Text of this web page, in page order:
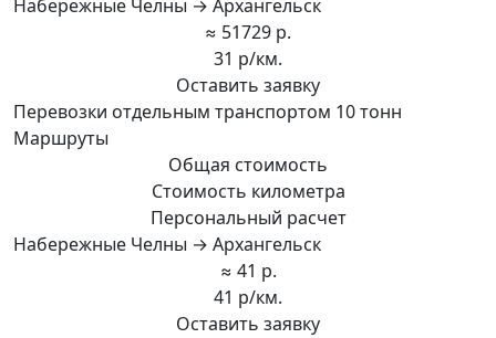
Набережные Челны → Архангельск
≈ 51729 р.
31 р/км.
Оставить заявку
Перевозки отдельным транспортом 10 тонн
Маршруты
Общая стоимость
Стоимость километра
Персональный расчет
Набережные Челны → Архангельск
≈ 41 р.
41 р/км.
Оставить заявку